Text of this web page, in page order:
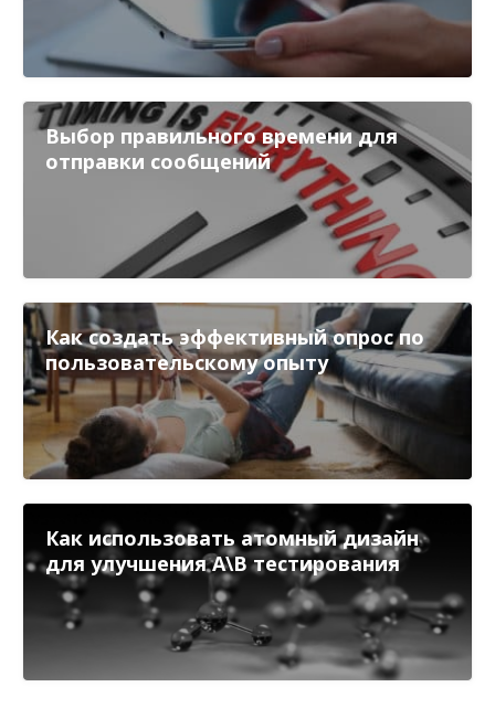
Выбор правильного времени для
отправки сообщений
Как создать эффективный опрос по
пользовательскому опыту
Как использовать атомный дизайн
для улучшения А\В тестирования